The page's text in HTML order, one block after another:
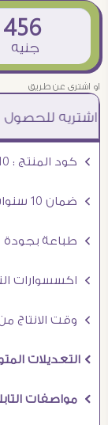
456
جنيه
او اشترى عن طريق
Ö كود المنتج : SA89410
Ö ضمان 10 سنوات على منتجاتنا
Ö طباعة بجودة فائقة ( ضمان على الالوان )
Ö اكسسوارات التعليق + دليل تعليق مصور
Ö وقت الانتاج من 5 الى 10 ايام
Ö التعديلات المتوفره على هذا التابلوه
Ö مواصفات التابلوهات ( الخامات و الصناعة )